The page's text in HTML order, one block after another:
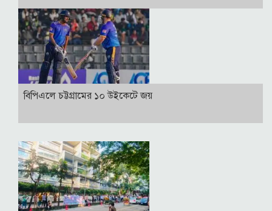
বিপিএলে চট্টগ্রামের ১০ উইকেটে জয়